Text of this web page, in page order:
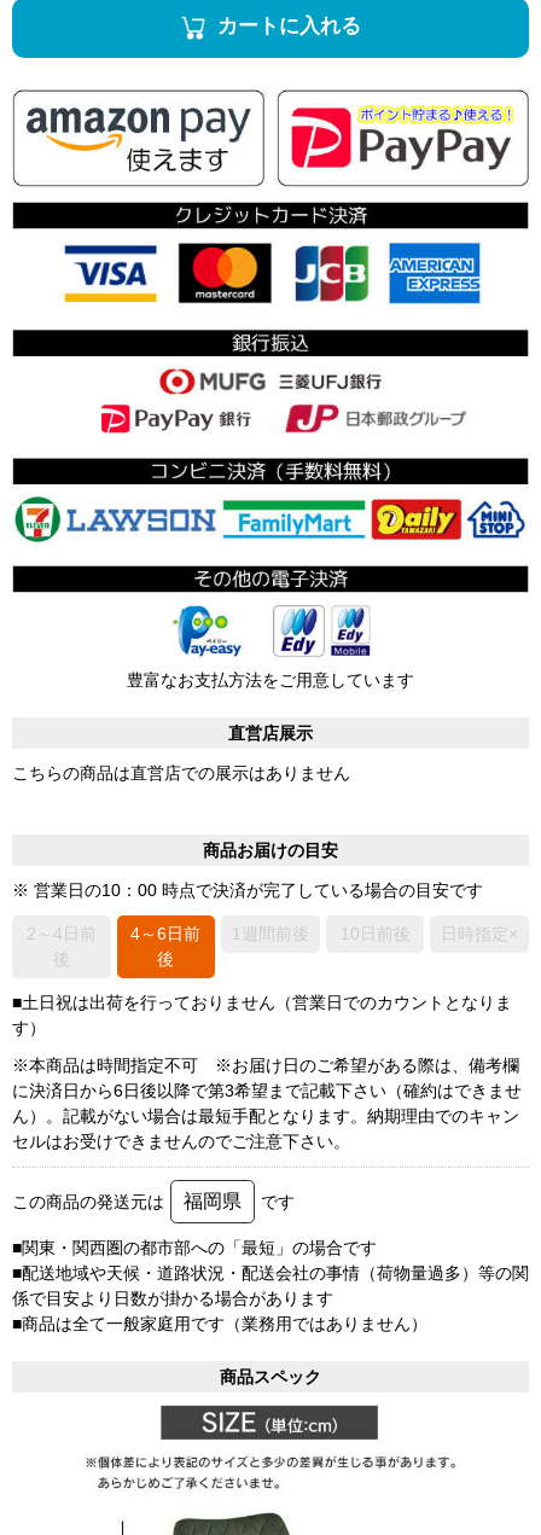
カートに入れる
豊富なお支払方法をご用意しています
直営店展示
こちらの商品は直営店での展示はありません
商品お届けの目安
※ 営業日の10：00 時点で決済が完了している場合の目安です
2～4日前
後
4～6日前
後
1週間前後 10日前後 日時指定×
■土日祝は出荷を行っておりません（営業日でのカウントとなりま
す）
※本商品は時間指定不可 ※お届け日のご希望がある際は、備考欄
に決済日から6日後以降で第3希望まで記載下さい（確約はできませ
ん）。記載がない場合は最短手配となります。納期理由でのキャン
セルはお受けできませんのでご注意下さい。
この商品の発送元は 福岡県 です
■関東・関西圏の都市部への「最短」の場合です
■配送地域や天候・道路状況・配送会社の事情（荷物量過多）等の関
係で目安より日数が掛かる場合があります
■商品は全て一般家庭用です（業務用ではありません）
商品スペック